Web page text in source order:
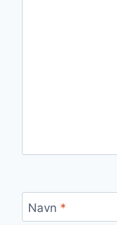
Navn *